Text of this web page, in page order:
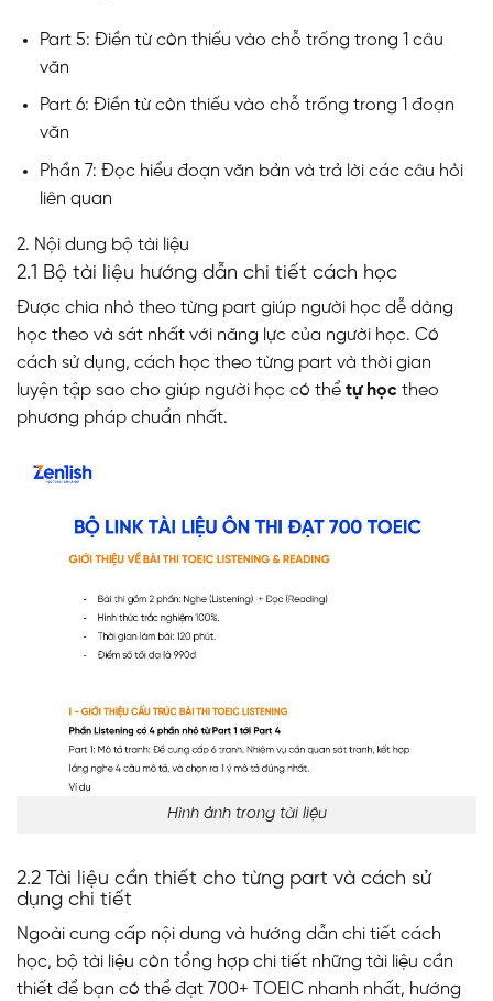
Part 5: Điền từ còn thiếu vào chỗ trống trong 1 câu
văn
Part 6: Điền từ còn thiếu vào chỗ trống trong 1 đoạn
văn
Phần 7: Đọc hiểu đoạn văn bản và trả lời các câu hỏi
liên quan
2. Nội dung bộ tài liệu
2.1 Bộ tài liệu hướng dẫn chi tiết cách học
Được chia nhỏ theo từng part giúp người học dễ dàng
học theo và sát nhất với năng lực của người học. Có
cách sử dụng, cách học theo từng part và thời gian
luyện tập sao cho giúp người học có thể tự học theo
phương pháp chuẩn nhất.
Hình ảnh trong tài liệu
2.2 Tài liệu cần thiết cho từng part và cách sử
dụng chi tiết
Ngoài cung cấp nội dung và hướng dẫn chi tiết cách
học, bộ tài liệu còn tổng hợp chi tiết những tài liệu cần
thiết để bạn có thể đạt 700+ TOEIC nhanh nhất, hướng